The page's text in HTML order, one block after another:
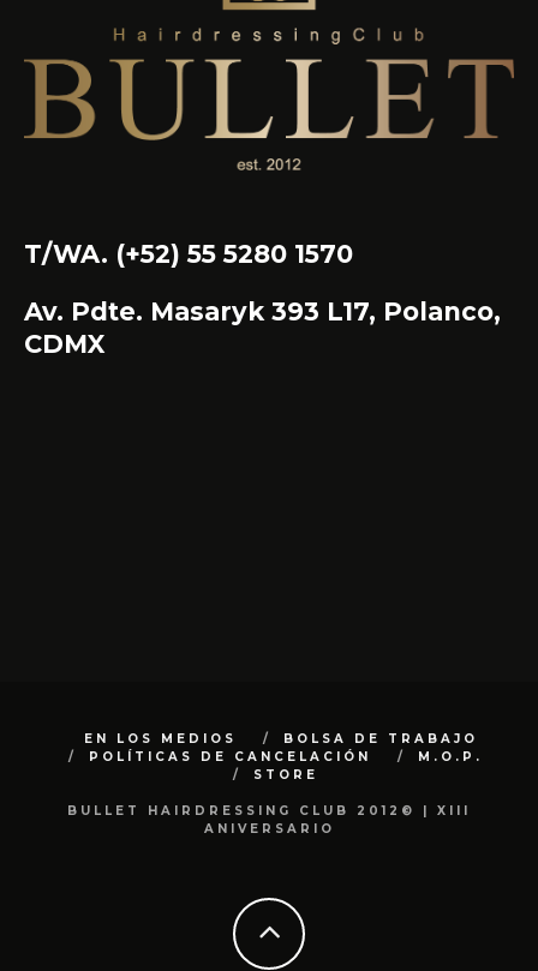
T/WA. (+52) 55 5280 1570
Av. Pdte. Masaryk 393 L17, Polanco,
CDMX
EN LOS MEDIOS
BOLSA DE TRABAJO
POLÍTICAS DE CANCELACIÓN
M.O.P.
STORE
BULLET HAIRDRESSING CLUB 2012© | XIII
ANIVERSARIO